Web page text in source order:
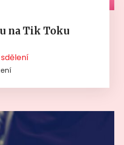
na Tik Toku